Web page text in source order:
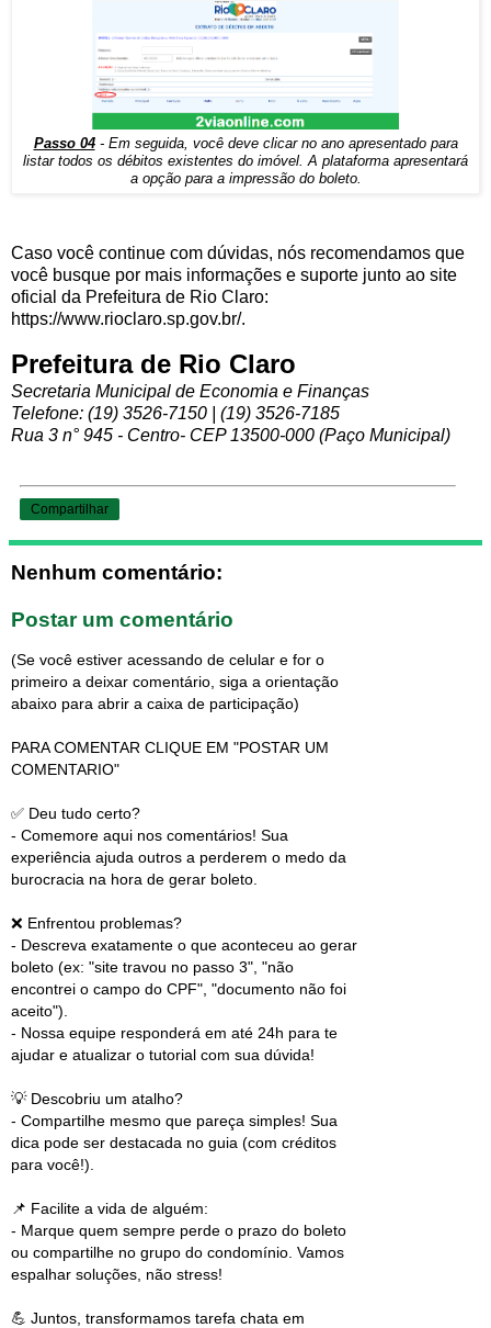
Passo 04 - Em seguida, você deve clicar no ano apresentado para
listar todos os débitos existentes do imóvel. A plataforma apresentará
a opção para a impressão do boleto.
Caso você continue com dúvidas, nós recomendamos que
você busque por mais informações e suporte junto ao site
oficial da Prefeitura de Rio Claro:
https://www.rioclaro.sp.gov.br/.
Prefeitura de Rio Claro
Secretaria Municipal de Economia e Finanças
Telefone: (19) 3526-7150 | (19) 3526-7185
Rua 3 n° 945 - Centro- CEP 13500-000 (Paço Municipal)
Compartilhar
Nenhum comentário:
Postar um comentário
(Se você estiver acessando de celular e for o
primeiro a deixar comentário, siga a orientação
abaixo para abrir a caixa de participação)
PARA COMENTAR CLIQUE EM "POSTAR UM
COMENTARIO"
✅ Deu tudo certo?
- Comemore aqui nos comentários! Sua
experiência ajuda outros a perderem o medo da
burocracia na hora de gerar boleto.
❌ Enfrentou problemas?
- Descreva exatamente o que aconteceu ao gerar
boleto (ex: "site travou no passo 3", "não
encontrei o campo do CPF", "documento não foi
aceito").
- Nossa equipe responderá em até 24h para te
ajudar e atualizar o tutorial com sua dúvida!
💡 Descobriu um atalho?
- Compartilhe mesmo que pareça simples! Sua
dica pode ser destacada no guia (com créditos
para você!).
📌 Facilite a vida de alguém:
- Marque quem sempre perde o prazo do boleto
ou compartilhe no grupo do condomínio. Vamos
espalhar soluções, não stress!
💪 Juntos, transformamos tarefa chata em